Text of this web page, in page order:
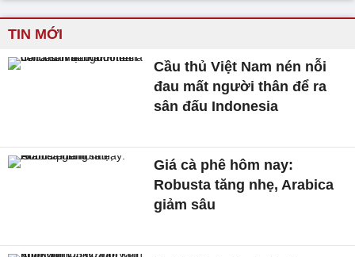
TIN MỚI
Cầu thủ Việt Nam nén nỗi
đau mất người thân để ra
sân đấu Indonesia
Giá cà phê hôm nay:
Robusta tăng nhẹ, Arabica
giảm sâu